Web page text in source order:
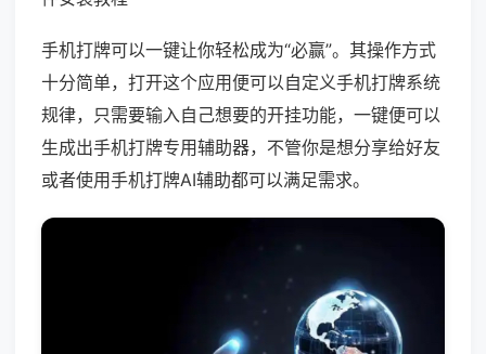
手机打牌可以一键让你轻松成为“必赢”。其操作方式
十分简单，打开这个应用便可以自定义手机打牌系统
规律，只需要输入自己想要的开挂功能，一键便可以
生成出手机打牌专用辅助器，不管你是想分享给好友
或者使用手机打牌AI辅助都可以满足需求。